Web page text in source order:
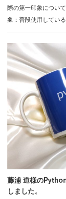
際の第一印象につい
象：普段使用してい
藤浦 道様の
しました。